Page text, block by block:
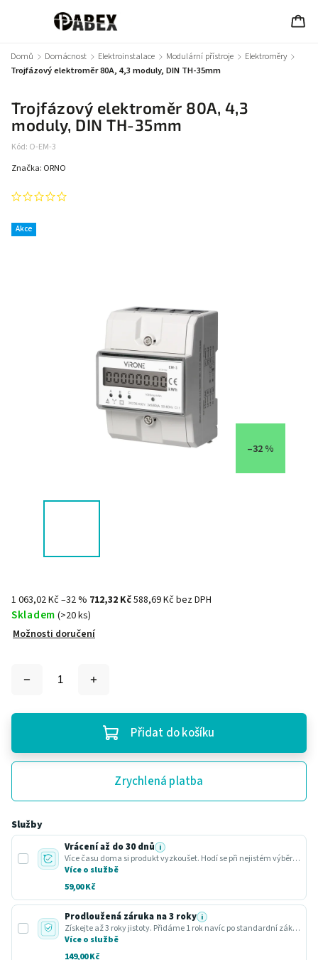
Domů / Domácnost / Elektroinstalace / Modulární přístroje / Elektroměry /
Trojfázový elektroměr 80A, 4,3 moduly, DIN TH-35mm
Trojfázový elektroměr 80A, 4,3
moduly, DIN TH-35mm
Kód: O-EM-3
Akce
Značka: ORNO
–32 %
1 063,02 Kč–32 % 712,32 Kč588,69 Kč bez DPH
Skladem (>20 ks)
Možnosti doručení
Přidat do košíku
Zrychlená platba
Služby
Vrácení až do 30 dnů i
Více času doma si produkt vyzkoušet. Hodí se při nejistém výběru nebo dárku.
Více o službě
59,00 Kč
Prodloužená záruka na 3 roky i
Získejte až 3 roky jistoty. Přidáme 1 rok navíc po standardní zákonné lhůtě.
Více o službě
149,00 Kč